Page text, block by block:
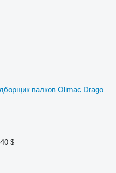
валков Olimac Drago
$